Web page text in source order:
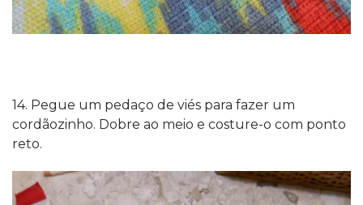
14. Pegue um pedaço de viés para fazer um
cordãozinho. Dobre ao meio e costure-o com ponto
reto.